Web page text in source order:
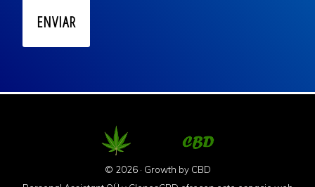
gestión del servicio.
© 2026 · Growth by CBD